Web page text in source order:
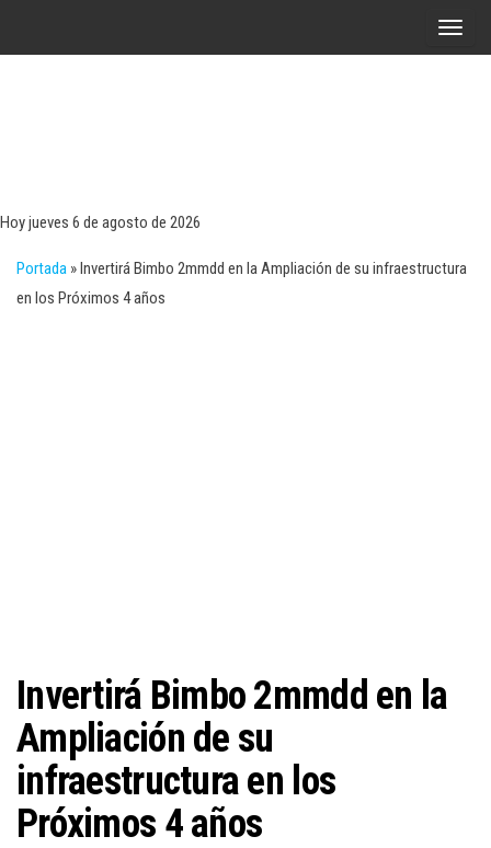
A
l
Hoy jueves 6 de agosto de 2026
Portada »Invertirá Bimbo 2mmdd en la Ampliación de su infraestructura
en los Próximos 4 años
Invertirá Bimbo 2mmdd en la
Ampliación de su
infraestructura en los
Próximos 4 años